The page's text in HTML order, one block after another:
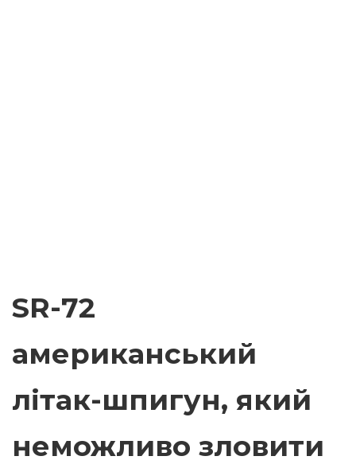
SR-72
американський
літак-шпигун, який
неможливо зловити